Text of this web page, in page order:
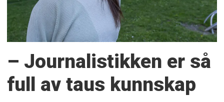
– Journalistikken er så
full av taus kunnskap